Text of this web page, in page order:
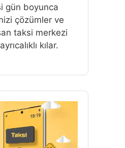
gün boyunca
çözümler ve
taksi merkezi
kılar.